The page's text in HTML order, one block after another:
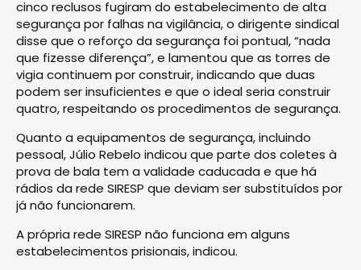
cinco reclusos fugiram do estabelecimento de alta
segurança por falhas na vigilância, o dirigente sindical
disse que o reforço da segurança foi pontual, “nada
que fizesse diferença”, e lamentou que as torres de
vigia continuem por construir, indicando que duas
podem ser insuficientes e que o ideal seria construir
quatro, respeitando os procedimentos de segurança.
Quanto a equipamentos de segurança, incluindo
pessoal, Júlio Rebelo indicou que parte dos coletes à
prova de bala tem a validade caducada e que há
rádios da rede SIRESP que deviam ser substituídos por
já não funcionarem.
A própria rede SIRESP não funciona em alguns
estabelecimentos prisionais, indicou.